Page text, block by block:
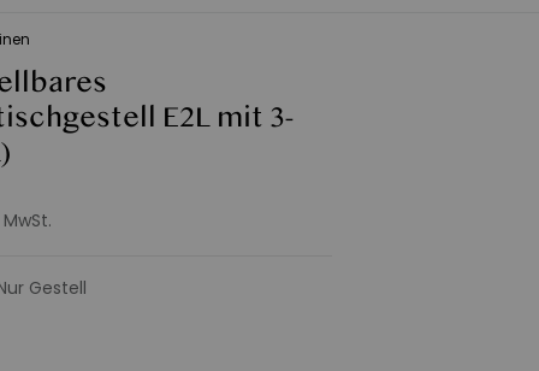
E2L mit 3-
Gestell